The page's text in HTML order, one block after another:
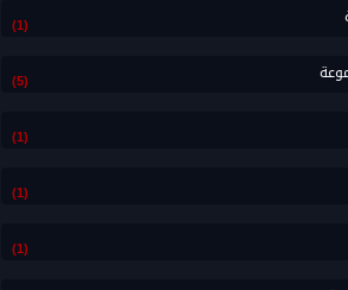
(1)
(5)
(1)
(1)
(1)